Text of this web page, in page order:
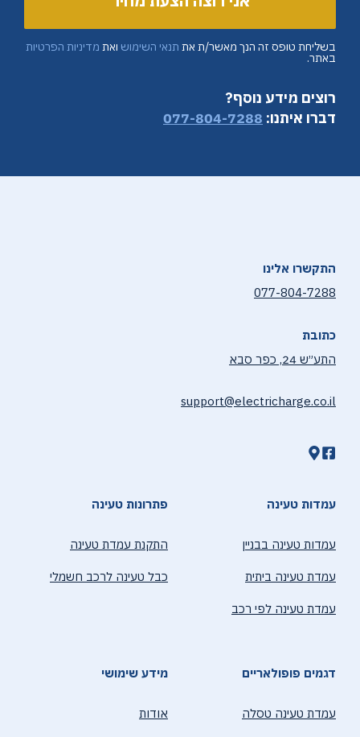
בשליחת טופס זה הנך מאשר/ת את תנאי השימוש ואת מדיניות הפרטיות
באתר.
רוצים מידע נוסף?
דברו איתנו: 077-804-7288
התקשרו אלינו
077-804-7288
כתובת
התע״ש 24, כפר סבא
support@electricharge.co.il
עמדות טעינה
עמדות טעינה בבניין
עמדת טעינה ביתית
עמדת טעינה לפי רכב
פתרונות טעינה
התקנת עמדת טעינה
כבל טעינה לרכב חשמלי
דגמים פופולאריים
עמדת טעינה טסלה
מידע שימושי
אודות